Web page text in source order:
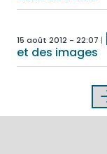
15 août 2012 - 22:07
et des images